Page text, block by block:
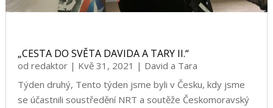
„CESTA DO SVĚTA DAVIDA A TARY II.“
od redaktor| Kvě 31, 2021 | David a Tara
Týden druhý, Tento týden jsme byli v Česku, kdy jsme
se účastnili soustředění NRT a soutěže Českomoravský